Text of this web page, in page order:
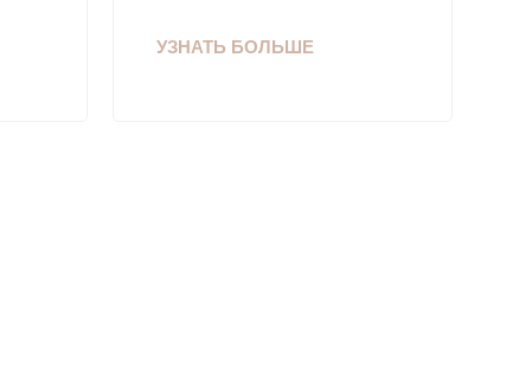
УЗНАТЬ БОЛЬШЕ